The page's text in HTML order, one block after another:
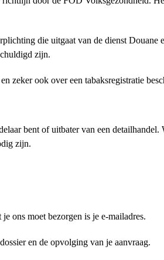
die uitgaat van de dienst
zijn.
zeker ook over een tabaksregistratie
bent of uitbater van een
zijn.
ons moet bezorgen is je e-mailadres.
en de opvolging van je aanvraag.